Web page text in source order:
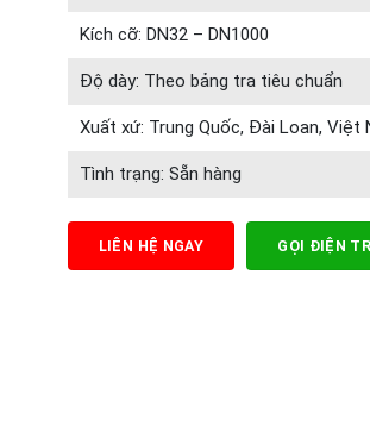
Kích cỡ: DN32 – DN1000
Độ dày: Theo bảng tra tiêu chuẩn
Xuất xứ: Trung Quốc, Đài Loan, Việt
Tình trạng: Sẵn hàng
LIÊN HỆ NGAY GỌI ĐIỆN